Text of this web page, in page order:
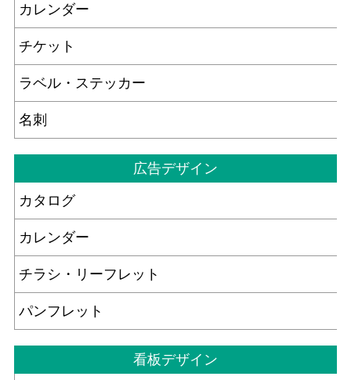
カレンダー
チケット
ラベル・ステッカー
名刺
広告デザイン
カタログ
カレンダー
チラシ・リーフレット
パンフレット
看板デザイン